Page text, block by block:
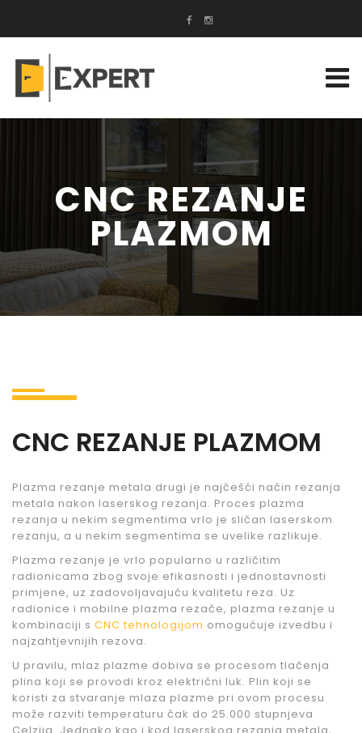
CNC REZANJE
PLAZMOM
CNC REZANJE PLAZMOM
Plazma rezanje metala drugi je najčešći način rezanja
metala nakon laserskog rezanja. Proces plazma
rezanja u nekim segmentima vrlo je sličan laserskom
rezanju, a u nekim segmentima se uvelike razlikuje.
Plazma rezanje je vrlo popularno u različitim
radionicama zbog svoje efikasnosti i jednostavnosti
primjene, uz zadovoljavajuću kvalitetu reza. Uz
radionice i mobilne plazma rezače, plazma rezanje u
kombinaciji s CNC tehnologijom omogućuje izvedbu i
najzahtjevnijih rezova.
U pravilu, mlaz plazme dobiva se procesom tlačenja
plina koji se provodi kroz električni luk. Plin koji se
koristi za stvaranje mlaza plazme pri ovom procesu
može razviti temperaturu čak do 25.000 stupnjeva